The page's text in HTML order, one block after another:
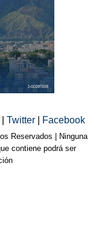
Twitter Facebook
Reservados | Ninguna
contiene podrá ser